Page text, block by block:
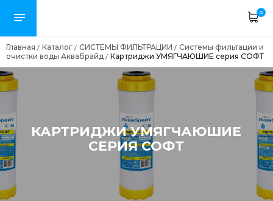
0
Главная / Каталог / СИСТЕМЫ ФИЛЬТРАЦИИ / Системы фильтации и
очистки воды Аквабрайд / Картриджи УМЯГЧАЮШИЕ серия СОФТ
КАРТРИДЖИ УМЯГЧАЮШИЕ
СЕРИЯ СОФТ